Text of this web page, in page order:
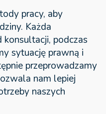
pracy, aby
Każda
konsultacji, podczas
sytuację prawną i
przeprowadzamy
nam lepiej
naszych